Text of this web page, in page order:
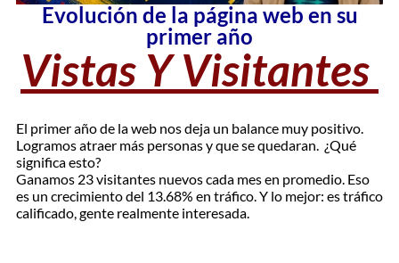
Evolución de la página web en su
primer año
Vistas Y Visitantes
El primer año de la web nos deja un balance muy positivo.
Logramos atraer más personas y que se quedaran. ¿Qué
significa esto?
Ganamos 23 visitantes nuevos cada mes en promedio. Eso
es un crecimiento del 13.68% en tráfico. Y lo mejor: es tráfico
calificado, gente realmente interesada.